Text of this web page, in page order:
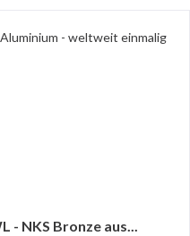
- NKS Bronze aus...